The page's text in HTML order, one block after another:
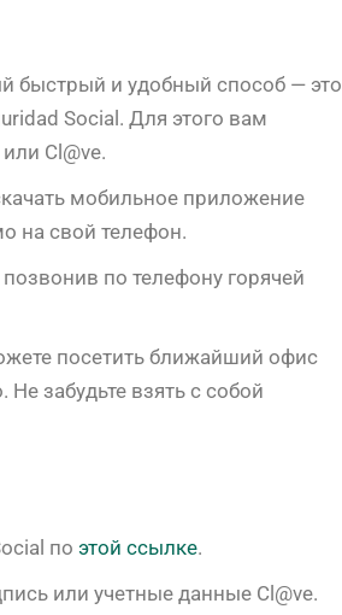
быстрый и удобный способ — это
Social. Для этого вам
Cl@ve.
мобильное приложение
на свой телефон.
по телефону горячей
посетить ближайший офис
забудьте взять с собой
по этой ссылке.
или учетные данные Cl@ve.